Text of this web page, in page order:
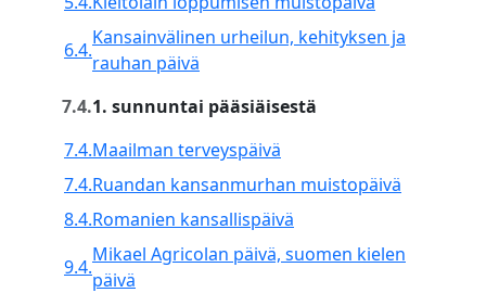
6.4.
Kansainvälinen urheilun, kehityksen ja
rauhan päivä
7.4.1. sunnuntai pääsiäisestä
7.4.Maailman terveyspäivä
7.4.Ruandan kansanmurhan muistopäivä
8.4.Romanien kansallispäivä
9.4.
Mikael Agricolan päivä, suomen kielen
päivä